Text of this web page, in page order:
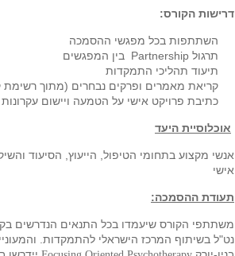
דרישות הקורס:
השתתפות בכל מפגשי ההסמכה
תרגול Partnership בין המפגשים
תיעוד תהליכי התמקדות
קריאת מאמרים ופרקים נבחרים (מתוך רשימת
כתיבת פרויקט אישי על הטמעה ויישום
אוכלוסיית היעד
אנשי מקצוע בתחומי הטיפול, הייעוץ, הסיעוד
אישי
תעודת ההסמכה:
משתתפי הקורס שיעמדו בכל התנאים הנדרשים
נט"ל בשיתוף המרכז הישראלי להתמקדות.